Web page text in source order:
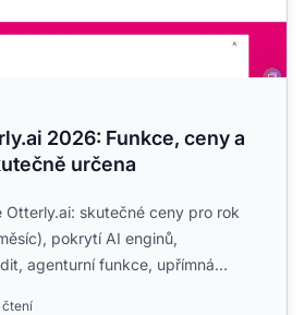
2026: Funkce, ceny a
určena
Otterly.ai: skutečné ceny pro rok
pokrytí AI enginů,
agenturní funkce, upřímná
čtení